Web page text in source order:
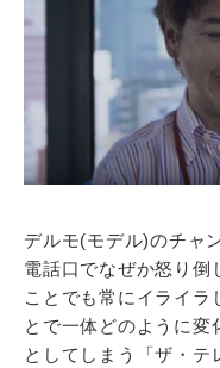
デルモ(モデル)のチャ
電話口でなぜか怒り倒
ことでも常にイライラ
とで一体どのように
としてしまう「ザ・テ